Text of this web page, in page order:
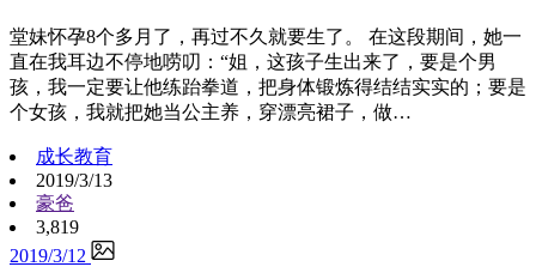
堂妹怀孕8个多月了，再过不久就要生了。 在这段期间，她一
直在我耳边不停地唠叨：“姐，这孩子生出来了，要是个男
孩，我一定要让他练跆拳道，把身体锻炼得结结实实的；要是
个女孩，我就把她当公主养，穿漂亮裙子，做…
成长教育
2019/3/13
豪爸
3,819
2019/3/12